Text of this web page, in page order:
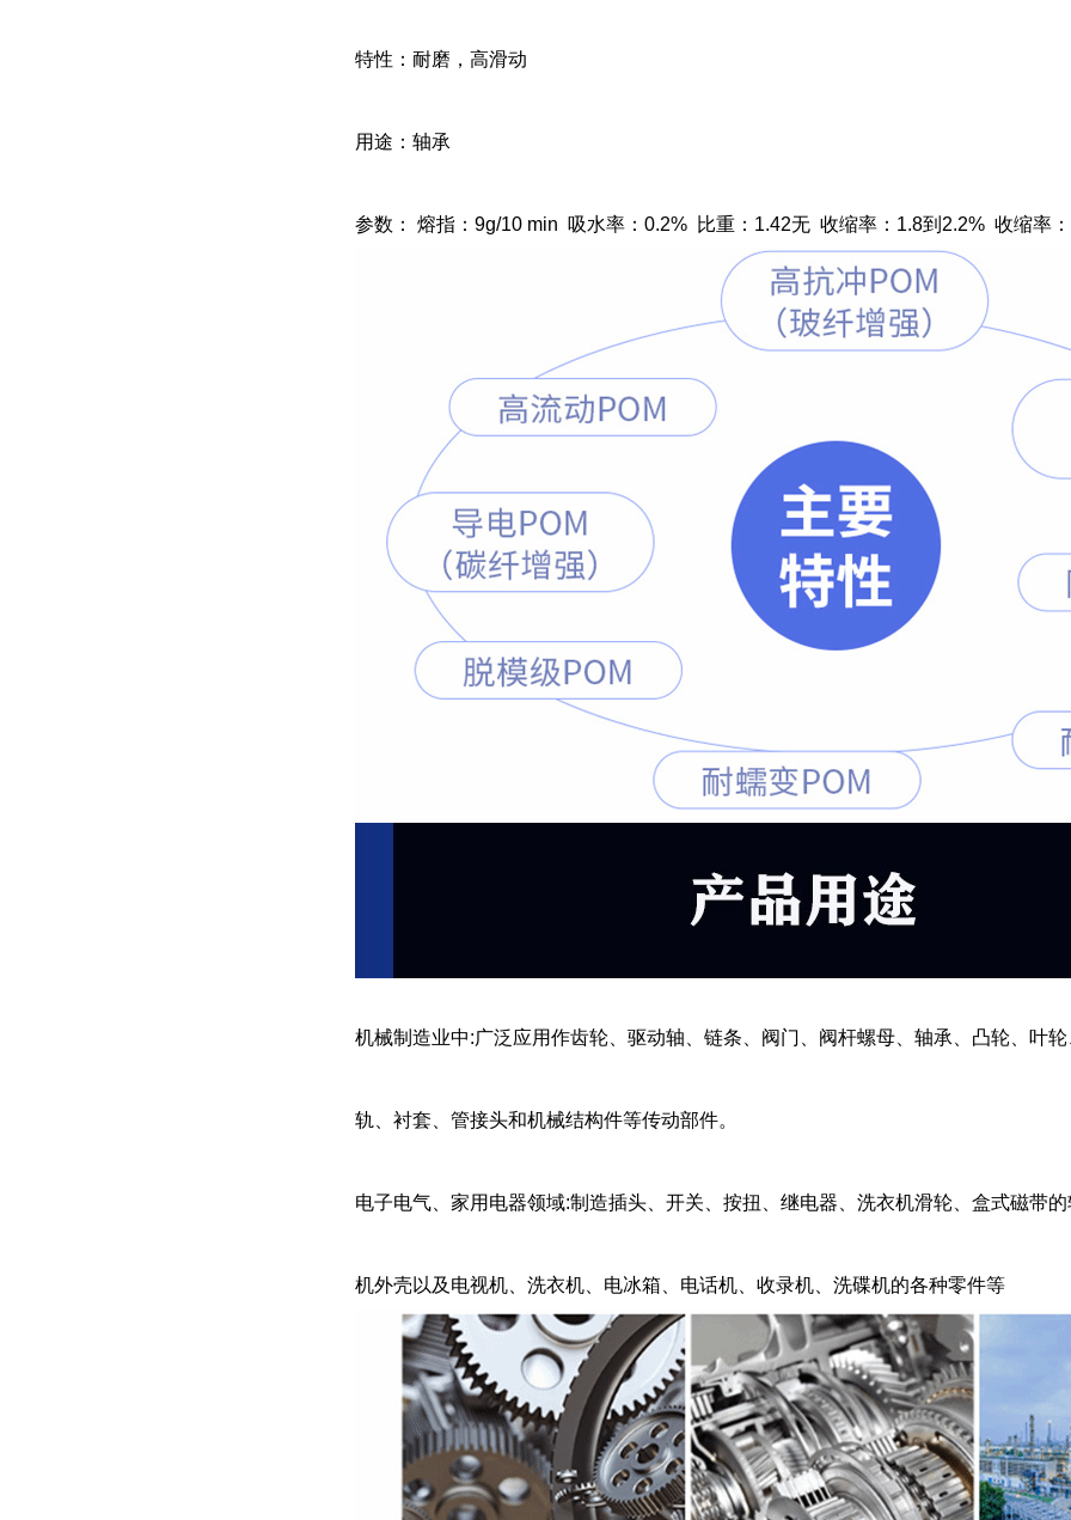
特性：耐磨，高滑动
用途：轴承
参数： 熔指：9g/10 min 吸水率：0.2% 比重：1.42无 收缩率：1.8到2.2% 收缩率
机械制造业中:广泛应用作齿轮、驱动轴、链条、阀门、阀杆螺母、轴承、凸轮、叶
轨、衬套、管接头和机械结构件等传动部件。
电子电气、家用电器领域:制造插头、开关、按扭、继电器、洗衣机滑轮、盒式磁带
机外壳以及电视机、洗衣机、电冰箱、电话机、收录机、洗碟机的各种零件等